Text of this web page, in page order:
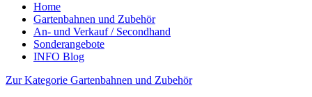
Home
Gartenbahnen und Zubehör
An- und Verkauf / Secondhand
Sonderangebote
INFO Blog
Zur Kategorie Gartenbahnen und Zubehör